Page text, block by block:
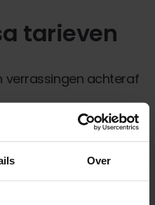
Over
tarieven
verrassingen achteraf